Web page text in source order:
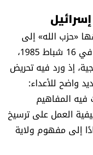
«حزب الله» إلى
المستضعفين في لبنان والعالم في 16 شباط 1985،
إذ ورد فيه تحريض
واضح للأعداء:
فيه المفاهيم
العمل على ترسيخ
إلى مفهوم ولاية